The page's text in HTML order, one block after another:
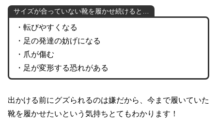
サイズが合っていない靴を履かせ続けると…
・転びやすくなる
・足の発達の妨げになる
・爪が傷む
・足が変形する恐れがある
出かける前にグズられるのは嫌だから、今まで履いていた
靴を履かせたいという気持ちとてもわかります！